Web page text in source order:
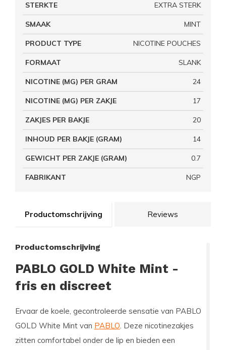
Productomschrijving Reviews
Productomschrijving
PABLO GOLD White Mint -
fris en discreet
Ervaar de koele, gecontroleerde sensatie van PABLO
GOLD White Mint van PABLO. Deze nicotinezakjes
zitten comfortabel onder de lip en bieden een
STERKTE EXTRA STERK
SMAAK MINT
PRODUCT TYPE NICOTINE POUCHES
FORMAAT SLANK
NICOTINE (MG) PER GRAM 24
NICOTINE (MG) PER ZAKJE 17
ZAKJES PER BAKJE 20
INHOUD PER BAKJE (GRAM) 14
GEWICHT PER ZAKJE (GRAM) 0.7
FABRIKANT NGP